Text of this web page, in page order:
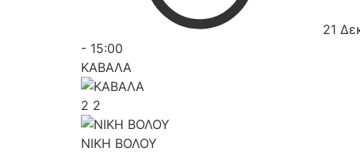
21
- 15:00
ΚΑΒΑΛΑ
2 2
ΝΙΚΗ ΒΟΛΟΥ